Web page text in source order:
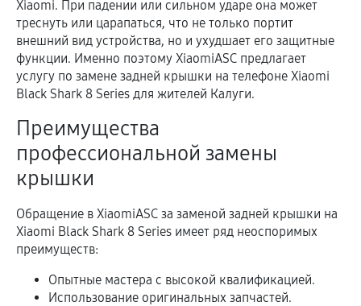
Xiaomi. При падении или сильном ударе она может
треснуть или царапаться, что не только портит
внешний вид устройства, но и ухудшает его защитные
функции. Именно поэтому XiaomiASC предлагает
услугу по замене задней крышки на телефоне Xiaomi
Black Shark 8 Series для жителей Калуги.
Преимущества
профессиональной замены
крышки
Обращение в XiaomiASC за заменой задней крышки на
Xiaomi Black Shark 8 Series имеет ряд неоспоримых
преимуществ:
Опытные мастера с высокой квалификацией.
Использование оригинальных запчастей.